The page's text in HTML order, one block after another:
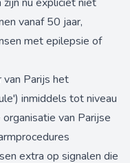
vanaf 50 jaar,
met epilepsie of
Parijs het
inmiddels tot niveau
van Parijse
extra op signalen die